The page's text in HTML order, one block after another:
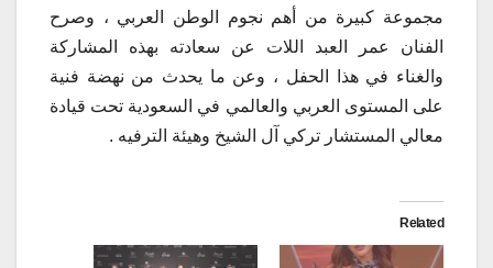
مجموعة كبيرة من أهم نجوم الوطن العربي ، وصرح
الفنان عمر العبد اللات عن سعادته بهذه المشاركة
والغناء في هذا الحفل ، وعن ما يحدث من نهضة فنية
على المستوى العربي والعالمي في السعودية تحت قيادة
معالي المستشار تركي آل الشيخ وهيئة الترفيه .
Related